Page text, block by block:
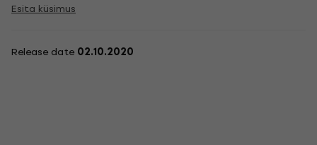
Esita küsimus
Release date 02.10.2020